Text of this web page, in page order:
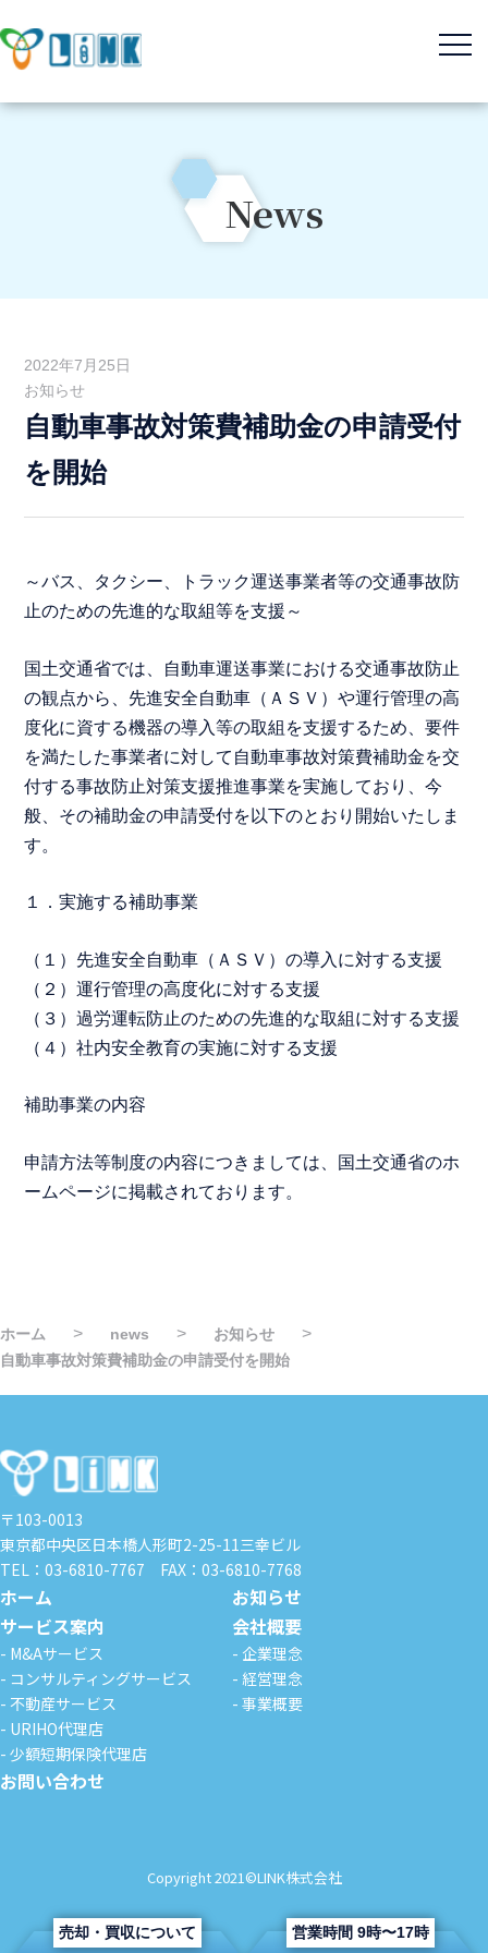
不動産サービス
News
2022年7月25日
お知らせ
自動車事故対策費補助金の申請受付
を開始
～バス、タクシー、トラック運送事業者等の交通事故防
止のための先進的な取組等を支援～
国土交通省では、自動車運送事業における交通事故防止
の観点から、先進安全自動車（ＡＳＶ）や運行管理の高
度化に資する機器の導入等の取組を支援するため、要件
を満たした事業者に対して自動車事故対策費補助金を交
付する事故防止対策支援推進事業を実施しており、今
般、その補助金の申請受付を以下のとおり開始いたしま
す。
１．実施する補助事業
（１）先進安全自動車（ＡＳＶ）の導入に対する支援
（２）運行管理の高度化に対する支援
（３）過労運転防止のための先進的な取組に対する支援
（４）社内安全教育の実施に対する支援
補助事業の内容
申請方法等制度の内容につきましては、国土交通省のホ
ームページに掲載されております。
売却・買収について 営業時間 9時〜17時
ホーム > news > お知らせ >
自動車事故対策費補助金の申請受付を開始
〒103-0013
東京都中央区日本橋人形町2-25-11 三幸ビル
TEL：03-6810-7767 FAX：03-6810-7768
ホーム
サービス案内
- M&Aサービス
- コンサルティングサービス
- 不動産サービス
- URIHO代理店
- 少額短期保険代理店
会社概要
- 企業理念
- 経営理念
- 事業概要
お知らせ
お問い合わせ
Copyright 2021©LINK株式会社